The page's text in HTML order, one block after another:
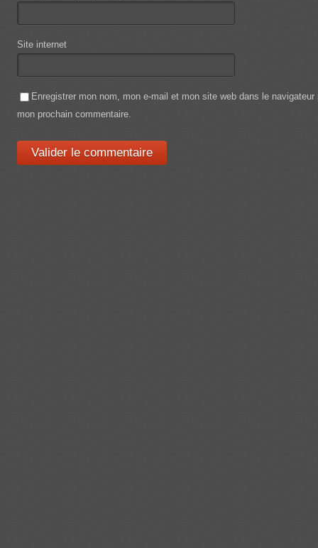
Site internet
Enregistrer mon nom, mon e-mail et mon site web dans le navigateur
mon prochain commentaire.